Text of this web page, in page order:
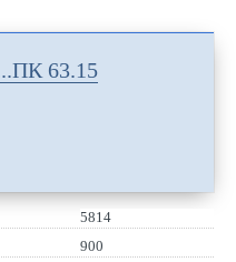
63.15
5814
900